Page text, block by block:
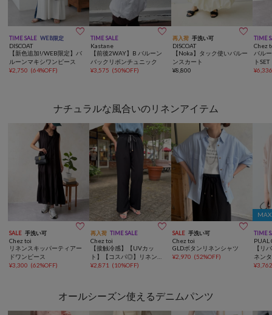
TIME SALE WEB限定 
DISCOAT
【新色追加!/WEB限定】バ
ルーンマキシワンピース
¥2,750 (64%OFF)
TIME SALE 
Kastane
【前後2WAY】B バルーン
バックリボンチュニック
¥3,575 (50%OFF)
再入荷 手洗い可 
DISCOAT
【Noka】タック使いバルー
ンスカート
¥8,800
TIME
Chez
バル
トSET
¥
ナチュラルな風合いのリネンアイテム
SALE 手洗い可 
Chez toi
リネンスキッパーティアー
ドワンピース
¥3,300 (62%OFF)
再入荷 TIME SALE 
Chez toi
【接触冷感】【UVカッ
ト】【コスパ◎】リネンラ
イク配色イージーパンツ
¥2,871 (10%OFF)
SALE 手洗い可 
Chez toi
GLDボタンリネンシャツ
¥2,970 (52%OFF)
TIME
PUAL
【リ
ネン
¥
オールシーズン使えるデニムパンツ